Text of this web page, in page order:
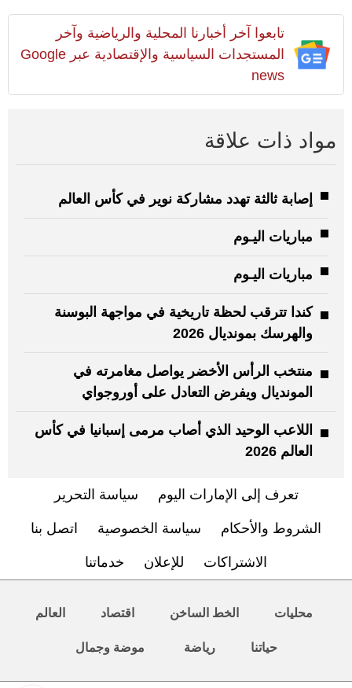
تابعوا آخر أخبارنا المحلية والرياضية وآخر
المستجدات السياسية والإقتصادية عبر Google
news
مواد ذات علاقة
إصابة ثالثة تهدد مشاركة نوير في كأس العالم
مباريات اليـوم
مباريات اليـوم
كندا تترقب لحظة تاريخية في مواجهة البوسنة
والهرسك بمونديال 2026
منتخب الرأس الأخضر يواصل مغامرته في
المونديال ويفرض التعادل على أوروجواي
اللاعب الوحيد الذي أصاب مرمى إسبانيا في كأس
العالم 2026
تعرف إلى الإمارات اليوم سياسة التحرير
الشروط والأحكام سياسة الخصوصية اتصل بنا
الاشتراكات للإعلان خدماتنا
محليات الخط الساخن اقتصاد العالم
حياتنا رياضة موضة وجمال